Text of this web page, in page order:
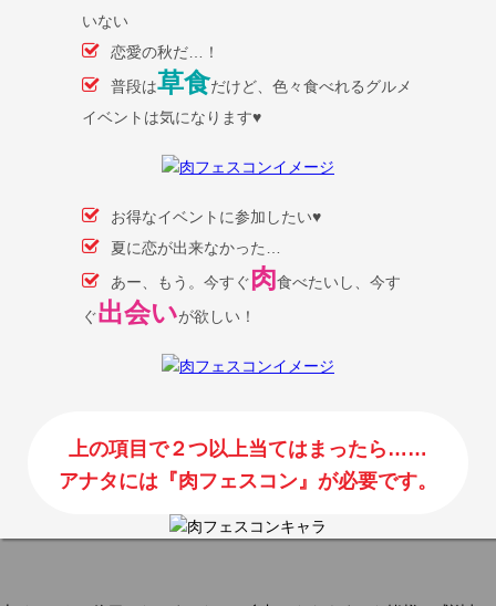
いない
恋愛の秋だ…！
普段は草食だけど、色々食べれるグルメ
イベントは気になります♥
お得なイベントに参加したい♥
夏に恋が出来なかった…
あー、もう。今すぐ肉食べたいし、今す
ぐ出会いが欲しい！
上の項目で２つ以上当てはまったら……
アナタには『肉フェスコン』が必要です。